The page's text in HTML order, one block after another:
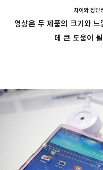
차이와 장단
영상은 두 제품의 크기와
데 큰 도움이